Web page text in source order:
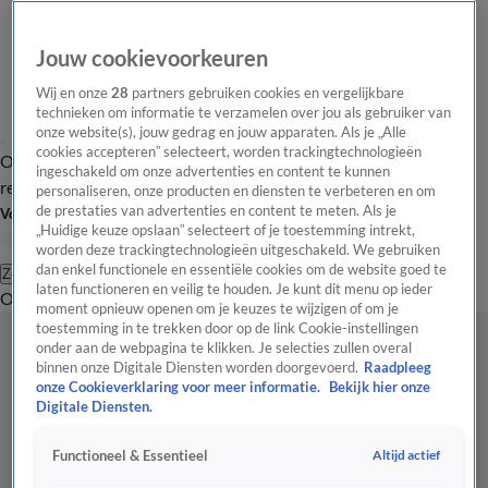
Overzicht Laatste nieuws Regionieuws Het beste van Hart
Tip de
redactie
Volg Hart van Nederland
Zoeken
OverzichtRegioUitzendingenWeerTip de redactiePanelVideo's
Jouw cookievoorkeuren
Wij en onze28 partners gebruiken cookies en vergelijkbare
technieken om informatie te verzamelen over jou als gebruiker van
onze website(s), jouw gedrag en jouw apparaten. Als je „Alle
cookies accepteren” selecteert, worden trackingtechnologieën
ingeschakeld om onze advertenties en content te kunnen
personaliseren, onze producten en diensten te verbeteren en om
de prestaties van advertenties en content te meten. Als je
„Huidige keuze opslaan” selecteert of je toestemming intrekt,
worden deze trackingtechnologieën uitgeschakeld. We gebruiken
dan enkel functionele en essentiële cookies om de website goed te
laten functioneren en veilig te houden. Je kunt dit menu op ieder
moment opnieuw openen om je keuzes te wijzigen of om je
toestemming in te trekken door op de link Cookie-instellingen
onder aan de webpagina te klikken. Je selecties zullen overal
binnen onze Digitale Diensten worden doorgevoerd. Raadpleeg
onze Cookieverklaring voor meer informatie.
Bekijk hier onze
Digitale Diensten.
Functioneel & Essentieel Altijd actief